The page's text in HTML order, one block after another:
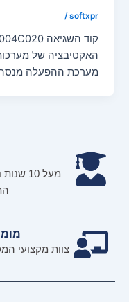
softxpr
/
מערכת ההפעלה
מעל
צוות מקצועי